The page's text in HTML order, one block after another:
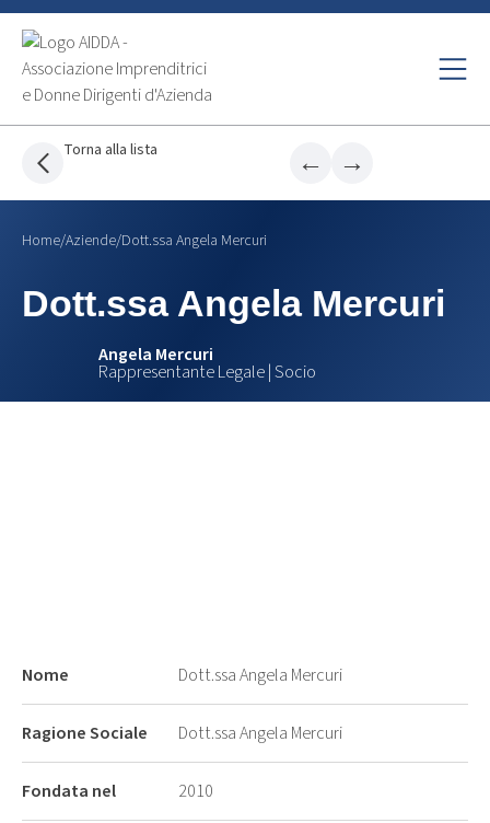
Torna alla lista ← →
Home/Aziende/Dott.ssa Angela Mercuri
Dott.ssa Angela Mercuri
Angela Mercuri
Rappresentante Legale | Socio
Nome Dott.ssa Angela Mercuri
Ragione Sociale Dott.ssa Angela Mercuri
Fondata nel 2010